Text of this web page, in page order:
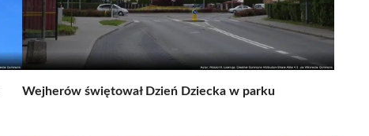
Wejherów świętował Dzień Dziecka w parku